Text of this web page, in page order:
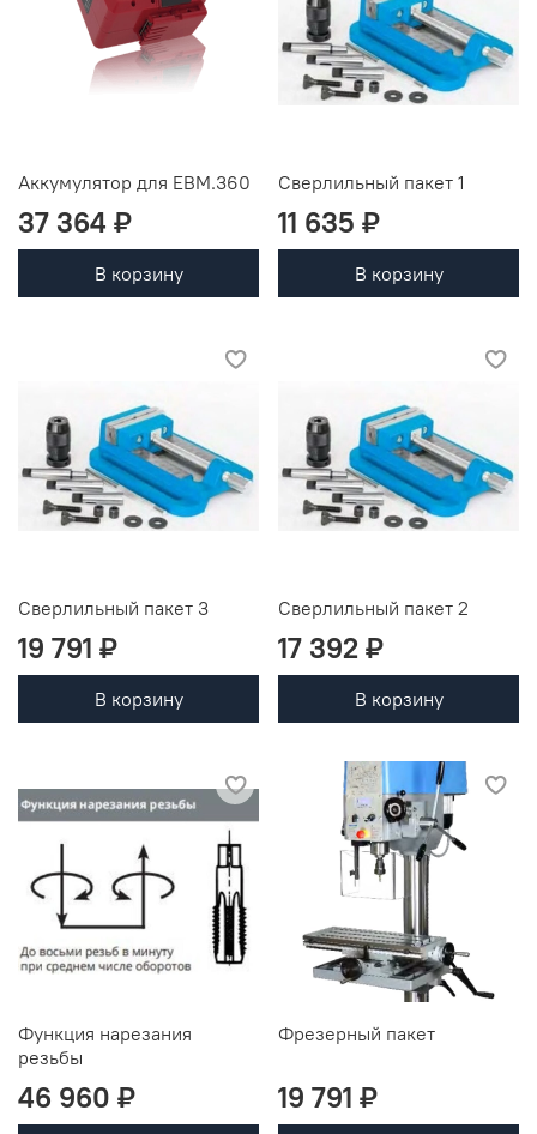
Аккумулятор для ЕВМ.360
37 364 ₽
В корзину
Сверлильный пакет 1
11 635 ₽
В корзину
Сверлильный пакет 3
19 791 ₽
В корзину
Сверлильный пакет 2
17 392 ₽
В корзину
Функция нарезания
резьбы
46 960 ₽
Фрезерный пакет
19 791 ₽